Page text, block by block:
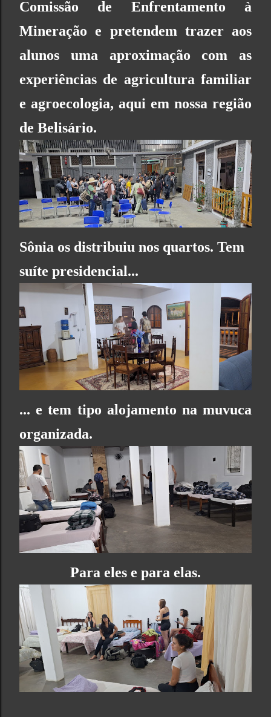
Comissão de Enfrentamento à
Mineração e pretendem trazer aos
alunos uma aproximação com as
experiências de agricultura familiar
e agroecologia, aqui em nossa região
de Belisário.
Sônia os distribuiu nos quartos. Tem
suíte presidencial...
... e tem tipo alojamento na muvuca
organizada.
Para eles e para elas.